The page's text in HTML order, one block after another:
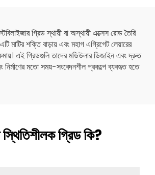
গ্রিড স্থায়ী বা অস্থায়ী এক্সেস রোড তৈরি
মাটির শক্তি বাড়ায় এবং মহাগ এগ্রিগেট লেয়ারের
এই গ্রিডগুলি তাদের মডিউলার ডিজাইন এবং দ্রুত
নির্মাণের মতো সময়-সংবেদনশীল প্রকল্পে ব্যবহৃত হতে
স্থিতিশীলক গ্রিড কি?